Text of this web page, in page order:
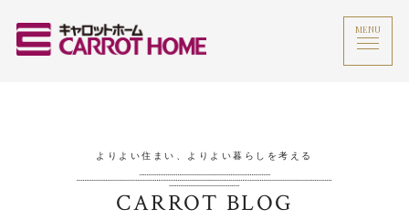
MENU
よりよい住まい、よりよい暮らしを考える
CARROT BLOG